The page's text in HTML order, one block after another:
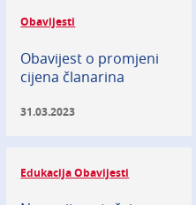
Obavijesti
Obavijest o promjeni
cijena članarina
31.03.2023
Edukacija Obavijesti